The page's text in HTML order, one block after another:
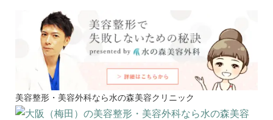
美容整形・美容外科なら水の森美容クリニック